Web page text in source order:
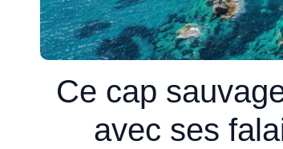
Ce cap
avec ses